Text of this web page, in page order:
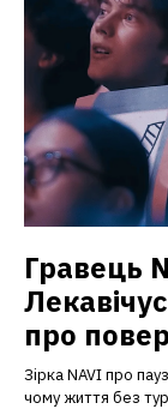
Гравець
про
Зірка NAVI про
чому життя без